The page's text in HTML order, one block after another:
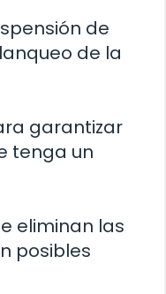
de
de la
garantizar
tenga un
eliminan las
posibles